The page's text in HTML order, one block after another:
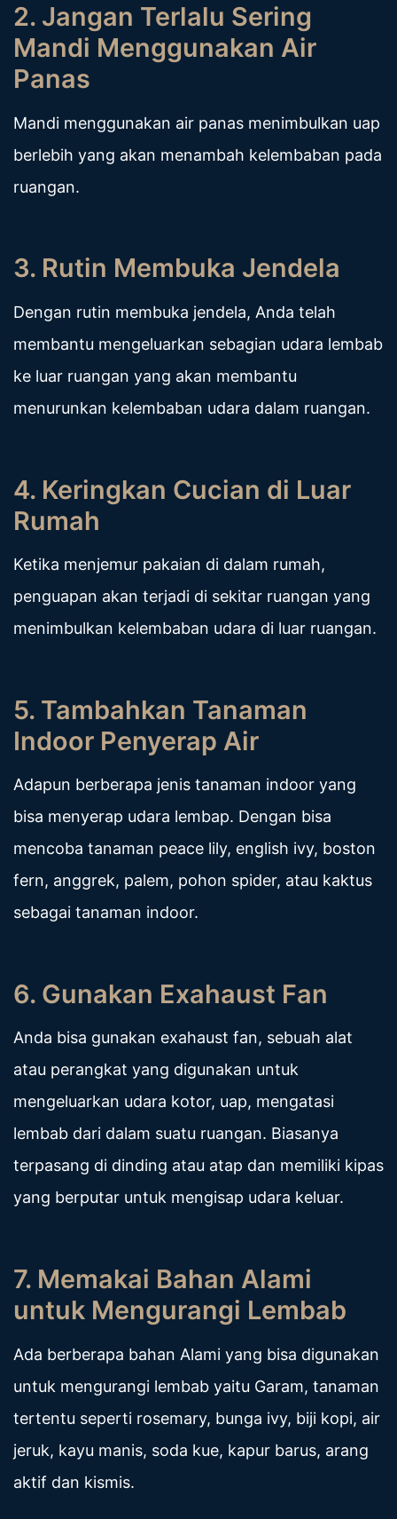
2. Jangan Terlalu Sering
Mandi Menggunakan Air
Panas
Mandi menggunakan air panas menimbulkan uap
berlebih yang akan menambah kelembaban pada
ruangan.
3. Rutin Membuka Jendela
Dengan rutin membuka jendela, Anda telah
membantu mengeluarkan sebagian udara lembab
ke luar ruangan yang akan membantu
menurunkan kelembaban udara dalam ruangan.
4. Keringkan Cucian di Luar
Rumah
Ketika menjemur pakaian di dalam rumah,
penguapan akan terjadi di sekitar ruangan yang
menimbulkan kelembaban udara di luar ruangan.
5. Tambahkan Tanaman
Indoor Penyerap Air
Adapun berberapa jenis tanaman indoor yang
bisa menyerap udara lembap. Dengan bisa
mencoba tanaman peace lily, english ivy, boston
fern, anggrek, palem, pohon spider, atau kaktus
sebagai tanaman indoor.
6. Gunakan Exahaust Fan
Anda bisa gunakan exahaust fan, sebuah alat
atau perangkat yang digunakan untuk
mengeluarkan udara kotor, uap, mengatasi
lembab dari dalam suatu ruangan. Biasanya
terpasang di dinding atau atap dan memiliki kipas
yang berputar untuk mengisap udara keluar.
7. Memakai Bahan Alami
untuk Mengurangi Lembab
Ada berberapa bahan Alami yang bisa digunakan
untuk mengurangi lembab yaitu Garam, tanaman
tertentu seperti rosemary, bunga ivy, biji kopi, air
jeruk, kayu manis, soda kue, kapur barus, arang
aktif dan kismis.